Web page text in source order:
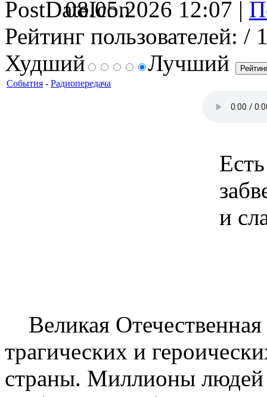
08.05.2026 12:07 |
Рейтинг пользователей: /
Худший
Лучший
События - Радиопередача
и
Великая
трагических и
страны. Миллионы людей